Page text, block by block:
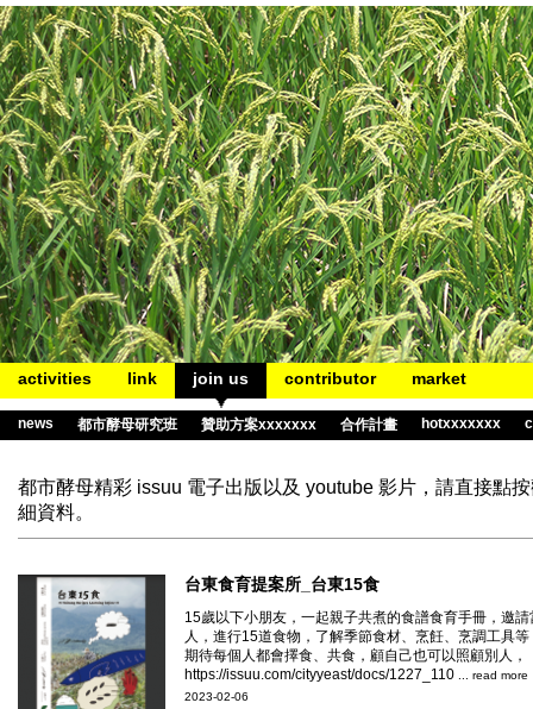
activities link join us contributor market
news 都市酵母研究班 贊助方案xxxxxxx 合作計畫 hotxxxxxxx
都市酵母精彩 issuu 電子出版以及 youtube 影片，請直接點
細資料。
台東食育提案所_台東15食
15歲以下小朋友，一起親子共煮的食譜食育手冊，邀請
人，進行15道食物，了解季節食材、烹飪、烹調工具等
期待每個人都會擇食、共食，顧自己也可以照顧別人，
https://issuu.com/cityyeast/docs/1227_110
... read more
2023-02-06